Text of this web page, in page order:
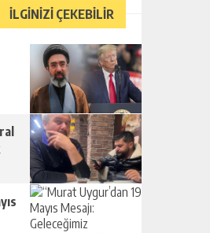
İLGİNİZİ ÇEKEBİLİR